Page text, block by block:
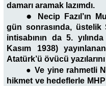
damarı aramak lazımdı.
●
Necip Fazıl’ın
gün sonrasında, üstelik
intisabının da 5.
Kasım 1938)
Atatürk’ü övücü
● Ve yine rahmetli
hikmet ve hedeflerle